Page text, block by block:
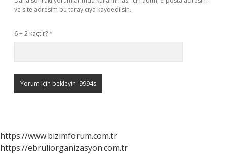
ve site adresim bu tarayıcıya kaydedilsin.
6 + 2 kaçtır?*
https://www.bizimforum.com.tr
https://ebruliorganizasyon.com.tr